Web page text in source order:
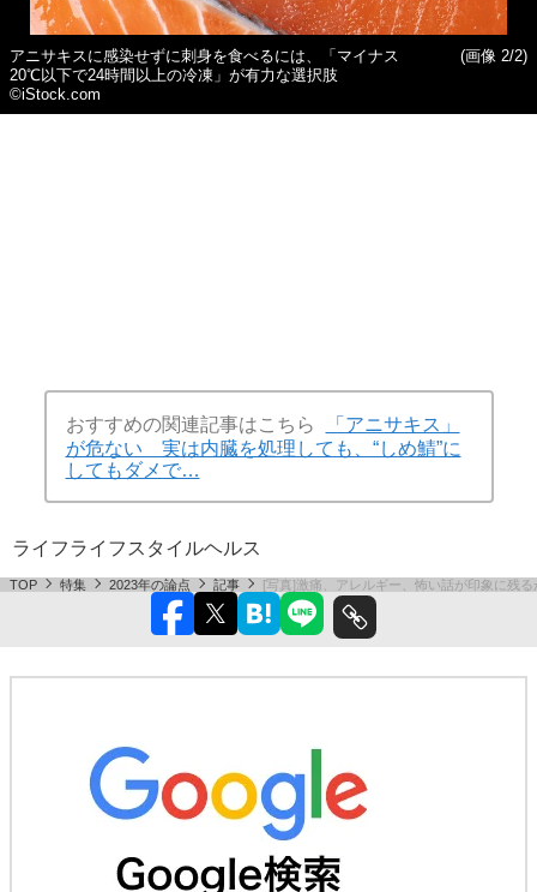
アニサキスに感染せずに刺身を食べるには、「マイナス
20℃以下で24時間以上の冷凍」が有力な選択肢
©iStock.com
(画像 2/2)
おすすめの関連記事はこちら
「アニサキス」
が危ない 実は内臓を処理しても、“しめ鯖”に
してもダメで…
ライフライフスタイルヘルス
TOP 特集 2023年の論点 記事 [写真]激痛、アレルギー、怖い話が印象に残